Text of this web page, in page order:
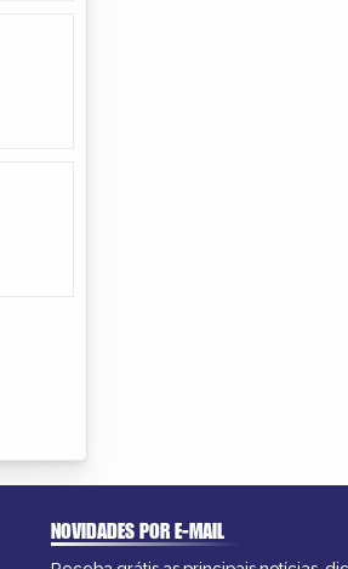
NOVIDADES POR E-MAIL